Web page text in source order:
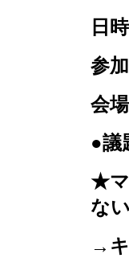
日
参
会
●議
★マ
な
→キ